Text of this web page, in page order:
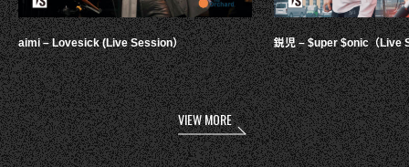
aimi – Lovesick (Live Session） 鋭児 – $uper $onic（Live
VIEW MORE